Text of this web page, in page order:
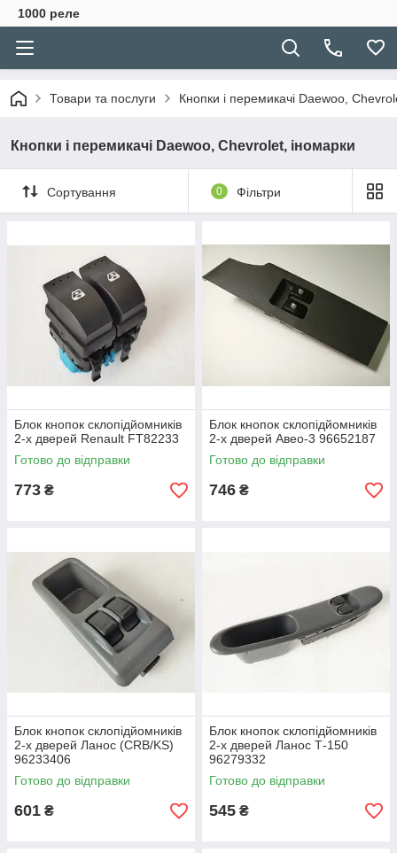
1000 реле
Товари та послуги Кнопки і перемикачі Daewoo,
Кнопки і перемикачі Daewoo, Chevrolet, іномарки
Сортування 0 Фільтри
Блок кнопок склопідйомників
2-х дверей Renault FT82233
Готово до відправки
773 ₴
Блок кнопок склопідйомників
2-х дверей Авео-3 96652187
Готово до відправки
746 ₴
Блок кнопок склопідйомників
2-х дверей Ланос (CRB/KS)
96233406
Готово до відправки
601 ₴
Блок кнопок склопідйомників
2-х дверей Ланос Т-150
96279332
Готово до відправки
545 ₴